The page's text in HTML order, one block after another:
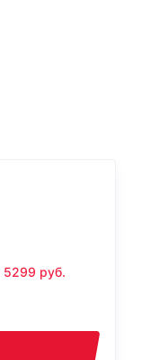
5299 руб.